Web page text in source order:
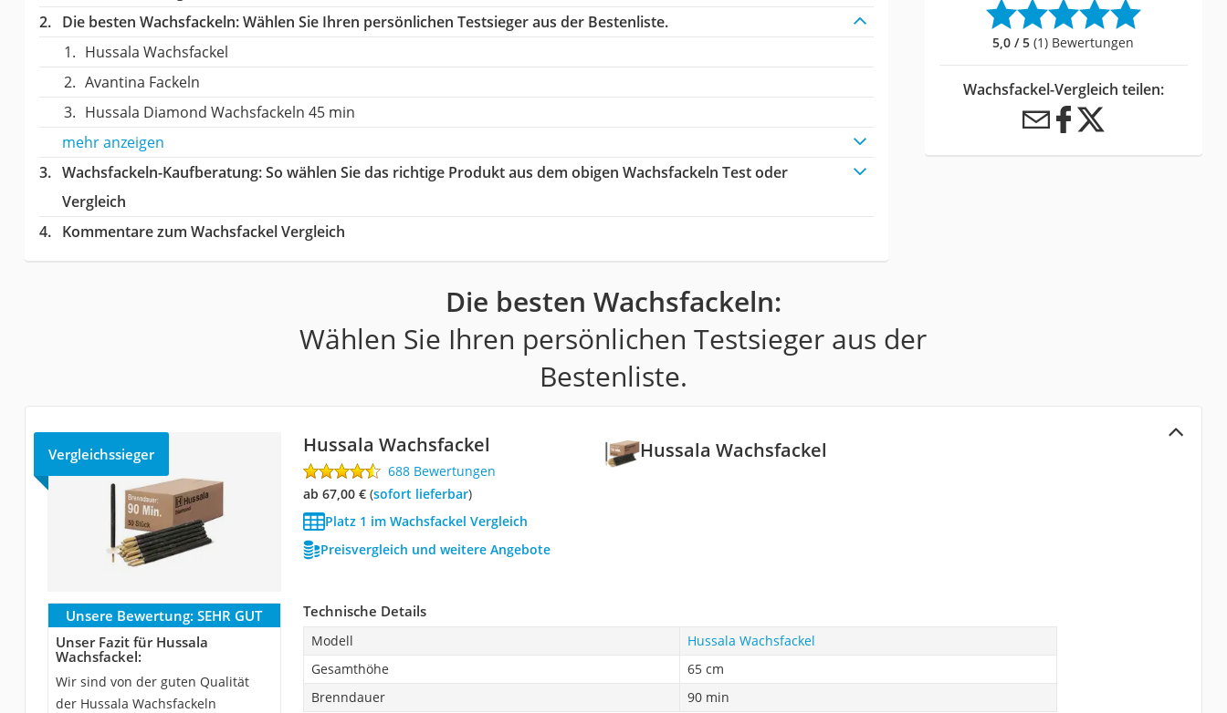
Die besten Wachsfackeln:Wählen Sie Ihren persönlichen Testsieger aus der Bestenliste.
Hussala Wachsfackel
Avantina Fackeln
Hussala Diamond Wachsfackeln 45 min
mehr anzeigen
Wachsfackeln-Kaufberatung: So wählen Sie das richtige Produkt aus dem obigen Wachsfackeln Test oder
Vergleich
Kommentare zum Wachsfackel Vergleich
5,0 / 5 (1) Bewertungen
Wachsfackel-Vergleich teilen:
Die besten Wachsfackeln:
Wählen Sie Ihren persönlichen Testsieger aus der
Bestenliste.
Hussala Wachsfackel
Vergleichssieger Hussala Wachsfackel
688 Bewertungen
ab 67,00 €( Sofort lieferbar)
Platz 1 im Wachsfackel Vergleich
Preisvergleich und weitere Angebote
Unsere Bewertung: SEHR GUT
Unser Fazit für Hussala
Wachsfackel:
Wir sind von der guten Qualität
der Hussala Wachsfackeln
Technische Details
Modell
Hussala Wachsfackel
Gesamthöhe
65 cm
Brenndauer
90 min